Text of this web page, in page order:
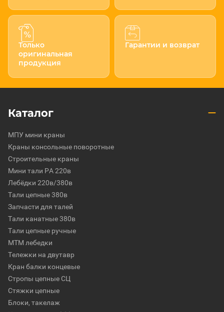
Только
оригинальная
продукция
Гарантии и возврат
Каталог
МПУ мини краны
Краны консольные поворотные
Строительные краны
Мини тали РА 220в
Лебёдки 220в/380в
Тали цепные 380в
Запчасти для талей
Тали канатные 380в
Тали цепные ручные
МТМ лебедки
Тележки на двутавр
Кран балки концевые
Стропы цепные СЦ
Стяжки цепные
Блоки, такелаж